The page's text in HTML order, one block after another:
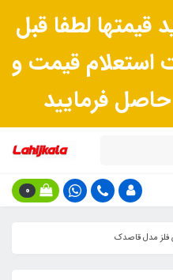
قیمتها لطفا قبل
قیمت و
فرمایید
0
فلز مدل قاصدک